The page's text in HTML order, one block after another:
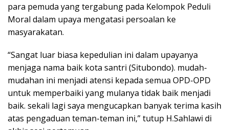
para pemuda yang tergabung pada Kelompok Peduli
Moral dalam upaya mengatasi persoalan ke
masyarakatan.
“Sangat luar biasa kepedulian ini dalam upayanya
menjaga nama baik kota santri (Situbondo). mudah-
mudahan ini menjadi atensi kepada semua OPD-OPD
untuk memperbaiki yang mulanya tidak baik menjadi
baik. sekali lagi saya mengucapkan banyak terima kasih
atas pengaduan teman-teman ini,” tutup H.Sahlawi di